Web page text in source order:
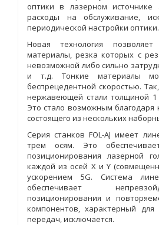
оптики в лазерном источнике
расходы на обслуживание,
периодической настройки оптики.
Новая технология
материалы, резка которых с
невозможной либо сильно
и т.д. Тонкие материалы
беспрецедентной скоростью.
нержавеющей стали толщиной 1
Это стало возможным благодаря
состоящего из нескольких
Серия станков FOL-AJ имеет
трем осям. Это
позиционирования лазерной
каждой из осей X и Y
ускорением 5G. Система
обеспечивает
позиционирования и
компонентов, характерный
передач, исключается.